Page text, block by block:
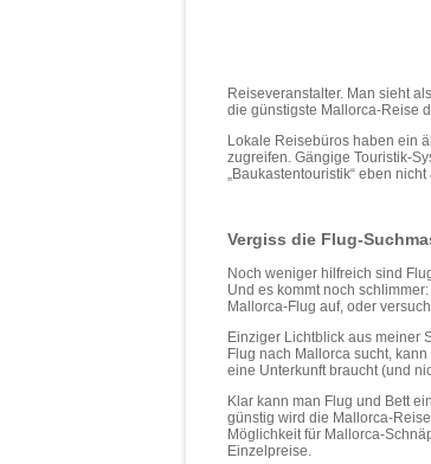
Reiseveranstalter. Man sieht
die günstigste Mallorca-Reise
Lokale Reisebüros haben ein
zugreifen. Gängige Touristik-
„Baukastentouristik“ eben
Vergiss die Flug-
Noch weniger hilfreich sind
Und es kommt noch
Mallorca-Flug auf, oder
Einziger Lichtblick aus meiner
Flug nach Mallorca sucht,
eine Unterkunft braucht (und
Klar kann man Flug und Bett
günstig wird die Mallorca-
Möglichkeit für Mallorca-
Einzelpreise.